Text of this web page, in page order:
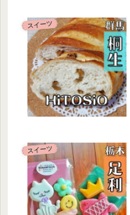
スイーツ
スイーツ